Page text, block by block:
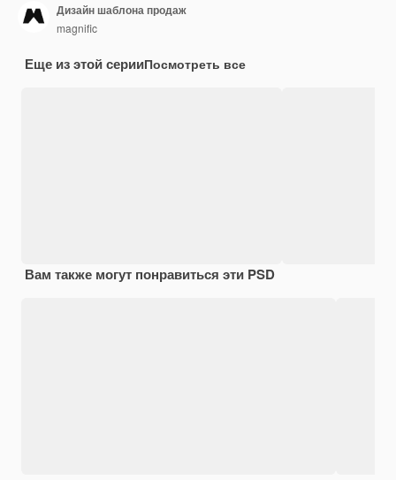
Дизайн шаблона продаж
magnific
Еще из этой серииПосмотреть все
Вам также могут понравиться эти PSD